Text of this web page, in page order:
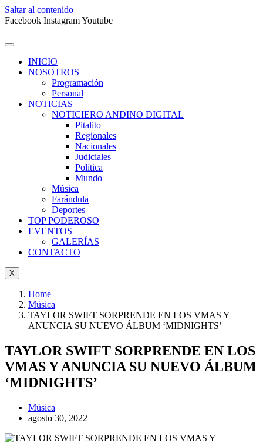
Saltar al contenido
Facebook InstagramYoutube
INICIO
NOSOTROS
Programación
Personal
NOTICIAS
NOTICIERO ANDINO DIGITAL
Pitalito
Regionales
Nacionales
Judiciales
Política
Mundo
Música
Farándula
Deportes
TOP PODEROSO
EVENTOS
GALERÍAS
CONTACTO
X
Home
Música
TAYLOR SWIFT SORPRENDE EN LOS VMAS Y
ANUNCIA SU NUEVO ÁLBUM ‘MIDNIGHTS’
TAYLOR SWIFT SORPRENDE EN LOS
VMAS Y ANUNCIA SU NUEVO ÁLBUM
‘MIDNIGHTS’
Música
agosto 30, 2022